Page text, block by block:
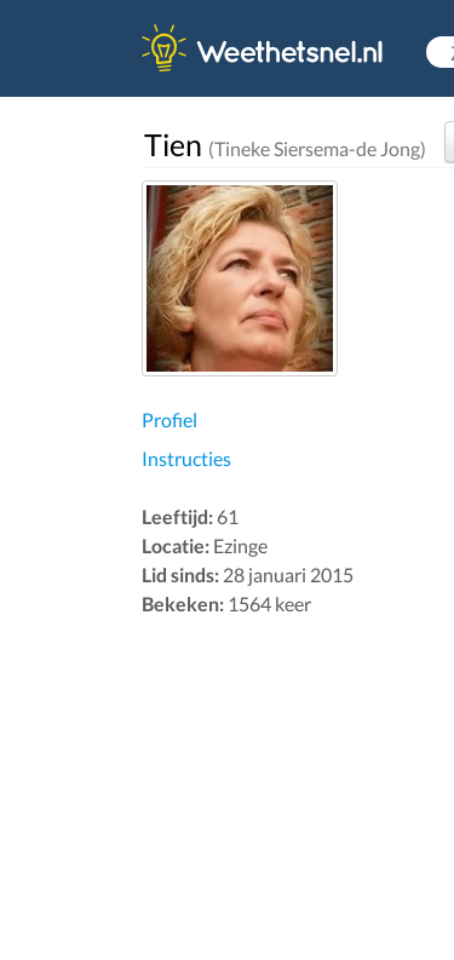
Tien (Tineke Siersema-de Jong)
Profiel
Instructies
Leeftijd: 61
Locatie: Ezinge
Lid sinds: 28 januari 2015
Bekeken: 1564 keer